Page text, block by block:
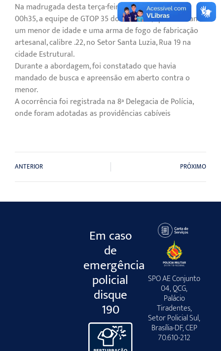
Na madrugada desta terça-feira (27), por volta das
00h35, a equipe de GTOP 35 do 15º BPM, apreenderam
um menor de idade e uma arma de fogo de fabricação
artesanal, calibre .22, no Setor Santa Luzia, Rua 19 na
cidade Estrutural.
Durante a abordagem, foi constatado que havia
mandado de busca e apreensão em aberto contra o
menor.
A ocorrência foi registrada na 8ª Delegacia de Polícia,
onde foram adotadas as providências cabíveis
ANTERIOR PRÓXIMO
Em caso
de
emergência
policial
disque
190
SPO AE Conjunto
04, QCG,
Palácio
Tiradentes,
Setor Policial Sul,
Brasília-DF, CEP
70.610-212